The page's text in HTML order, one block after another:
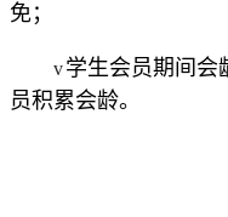
免；
v学生会员期间会
员积累会龄。